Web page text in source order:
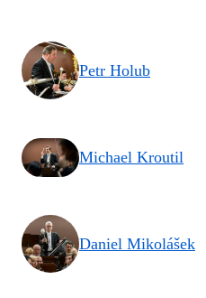
Petr Holub
Michael Kroutil
Daniel Mikolášek